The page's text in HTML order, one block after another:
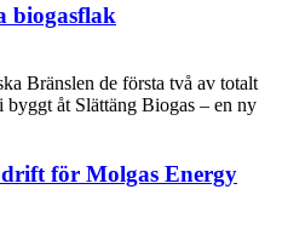
biogasflak
Bränslen de första två av totalt
åt Slättäng Biogas – en ny
för Molgas Energy